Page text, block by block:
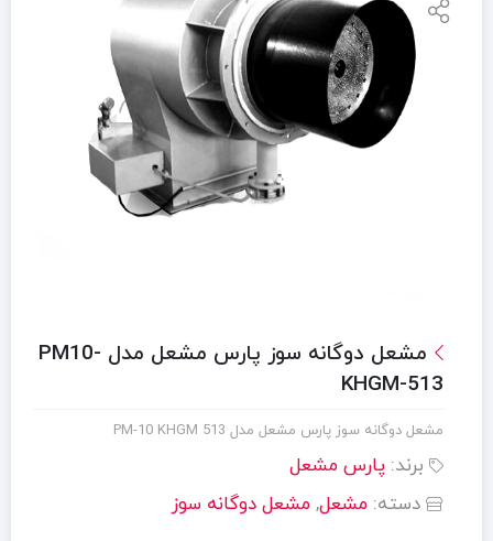
مشعل دوگانه سوز پارس مشعل مدل PM10-
KHGM-513
مشعل دوگانه سوز پارس مشعل مدل PM-10 KHGM 513
برند: پارس مشعل
دسته: مشعل, مشعل دوگانه سوز